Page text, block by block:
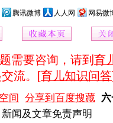
腾讯微博 人人网 网易微
需要咨询，请到 育
流。[育儿知识问答
间 分享到百度搜藏
新闻及文章免责声明